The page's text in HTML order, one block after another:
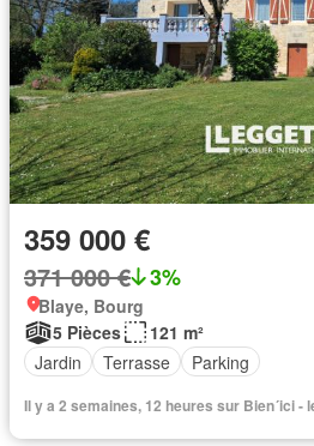
359 000 €
371 000 € 3%
Blaye, Bourg
5 Pièces
121 m²
Jardin
Terrasse Parking
Il y a 2 semaines, 12 heures sur Bien´ici -